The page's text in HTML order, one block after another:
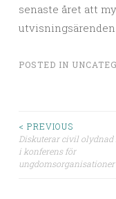
senaste året att
POSTED IN
Post
< PREVIOUS
Diskuterar civil
i konferens för
ungdomsorganisationer